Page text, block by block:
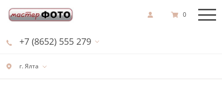
г. Ялта
+7 (8652) 555 279
0